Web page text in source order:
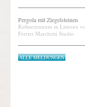
Pergola mit Ziegelsteinen
Kulturzentrum in Limoux
Ferrier Marchetti Studio
ALLE MELDUNGEN